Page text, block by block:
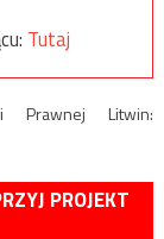
Tutaj
Prawnej Litwin:
PROJEKT